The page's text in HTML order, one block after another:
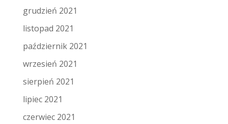
grudzień 2021
listopad 2021
październik 2021
wrzesień 2021
sierpień 2021
lipiec 2021
czerwiec 2021